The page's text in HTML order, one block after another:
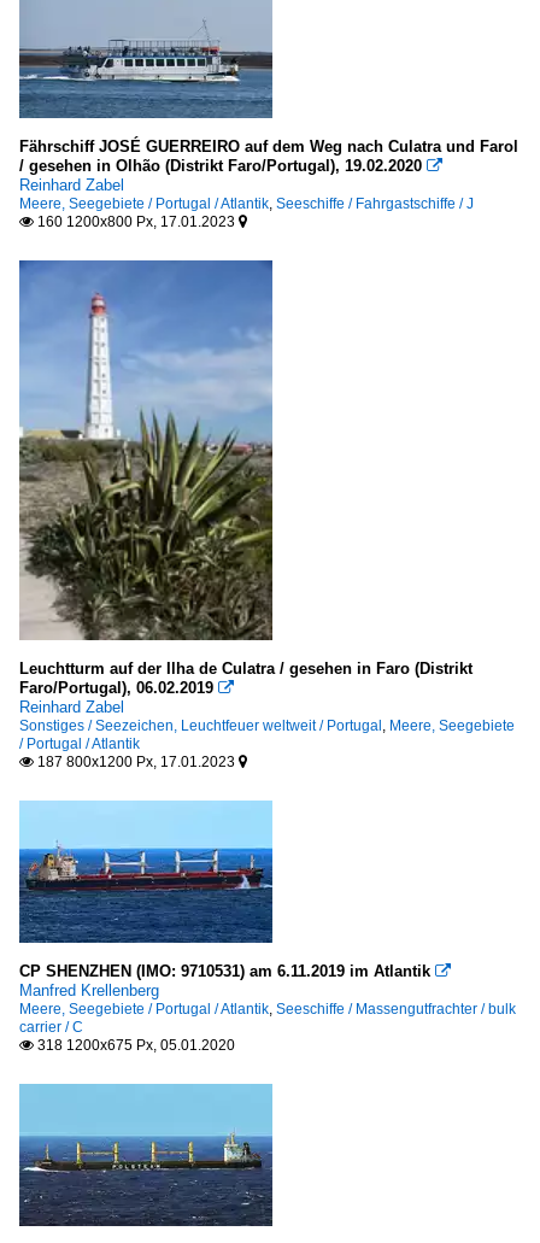
Fährschiff JOSÉ GUERREIRO auf dem Weg nach Culatra und Farol
/ gesehen in Olhão (Distrikt Faro/Portugal), 19.02.2020 
Reinhard Zabel
Meere, Seegebiete / Portugal / Atlantik, Seeschiffe / Fahrgastschiffe / J
 160 1200x800 Px, 17.01.2023 
Leuchtturm auf der Ilha de Culatra / gesehen in Faro (Distrikt
Faro/Portugal), 06.02.2019 
Reinhard Zabel
Sonstiges / Seezeichen, Leuchtfeuer weltweit / Portugal , Meere, Seegebiete
/ Portugal / Atlantik
 187 800x1200 Px, 17.01.2023 
CP SHENZHEN (IMO: 9710531) am 6.11.2019 im Atlantik 
Manfred Krellenberg
Meere, Seegebiete / Portugal / Atlantik, Seeschiffe / Massengutfrachter / bulk
carrier / C
 318 1200x675 Px, 05.01.2020